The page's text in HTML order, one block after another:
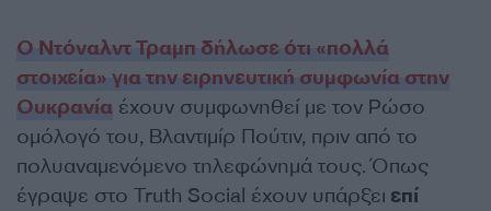
Ο Ντόναλντ Τραμπ δήλωσε ότι «πολλά
στοιχεία» για την ειρηνευτική συμφωνία στην
Ουκρανία έχουν συμφωνηθεί με τον Ρώσο
ομόλογό του, Βλαντιμίρ Πούτιν, πριν από τo
πολυαναμενόμενo τηλεφώνημά τους. Όπως
έγραψε στο Truth Social έχουν υπάρξει επί